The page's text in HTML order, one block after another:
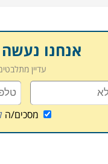
אנחנו
עדיין
מסכים/ה